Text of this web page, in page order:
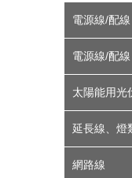
電源線/配
電源線/配
太陽能用光
延長線、燈
網路線